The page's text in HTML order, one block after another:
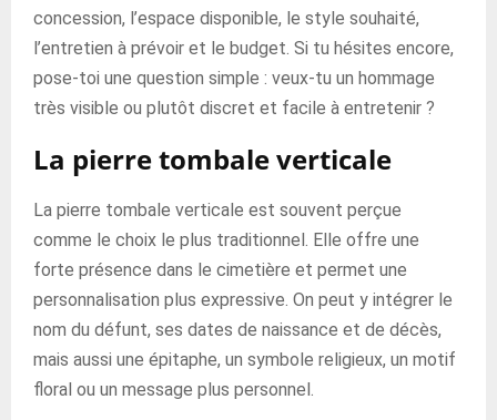
concession, l’espace disponible, le style souhaité,
l’entretien à prévoir et le budget. Si tu hésites encore,
pose-toi une question simple : veux-tu un hommage
très visible ou plutôt discret et facile à entretenir ?
La pierre tombale verticale
La pierre tombale verticale est souvent perçue
comme le choix le plus traditionnel. Elle offre une
forte présence dans le cimetière et permet une
personnalisation plus expressive. On peut y intégrer le
nom du défunt, ses dates de naissance et de décès,
mais aussi une épitaphe, un symbole religieux, un motif
floral ou un message plus personnel.